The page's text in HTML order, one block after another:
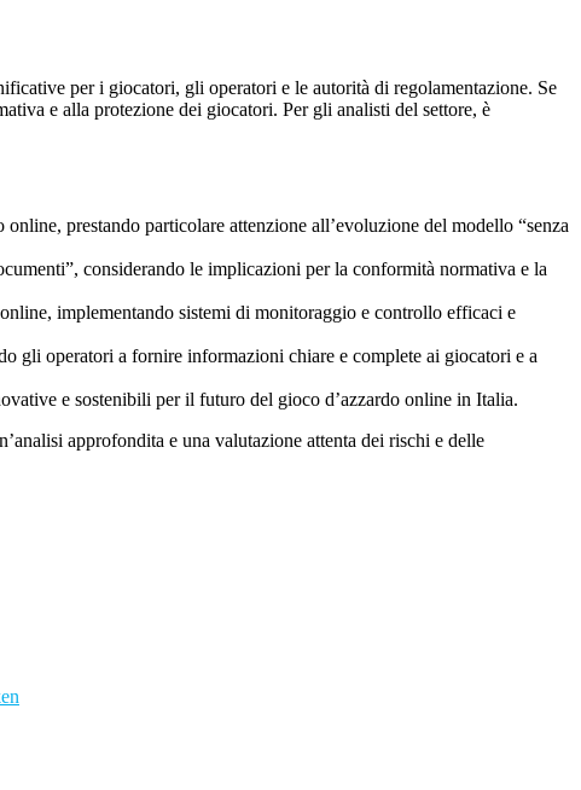
per i giocatori, gli operatori e le autorità di regolamentazione. Se
e alla protezione dei giocatori. Per gli analisti del settore, è
prestando particolare attenzione all’evoluzione del modello “senza
considerando le implicazioni per la conformità normativa e la
implementando sistemi di monitoraggio e controllo efficaci e
gli operatori a fornire informazioni chiare e complete ai giocatori e a
e sostenibili per il futuro del gioco d’azzardo online in Italia.
approfondita e una valutazione attenta dei rischi e delle